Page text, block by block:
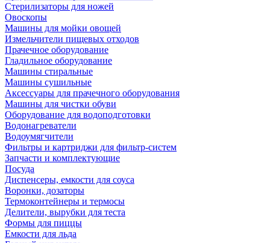
Стерилизаторы для ножей
Овоскопы
Машины для мойки овощей
Измельчители пищевых отходов
Прачечное оборудование
Гладильное оборудование
Машины стиральные
Машины сушильные
Аксессуары для прачечного оборудования
Машины для чистки обуви
Оборудование для водоподготовки
Водонагреватели
Водоумягчители
Фильтры и картриджи для фильтр-систем
Запчасти и комплектующие
Посуда
Диспенсеры, емкости для соуса
Воронки, дозаторы
Термоконтейнеры и термосы
Делители, вырубки для теста
Формы для пиццы
Емкости для льда